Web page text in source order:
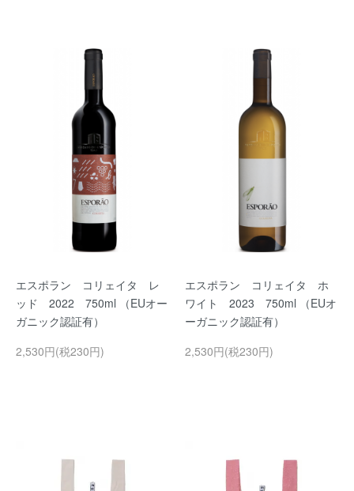
エスポラン コリェイタ レ
ッド 2022 750ml （EUオー
ガニック認証有）
2,530円(税230円)
エスポラン コリェイタ ホ
ワイト 2023 750ml （EUオ
ーガニック認証有）
2,530円(税230円)